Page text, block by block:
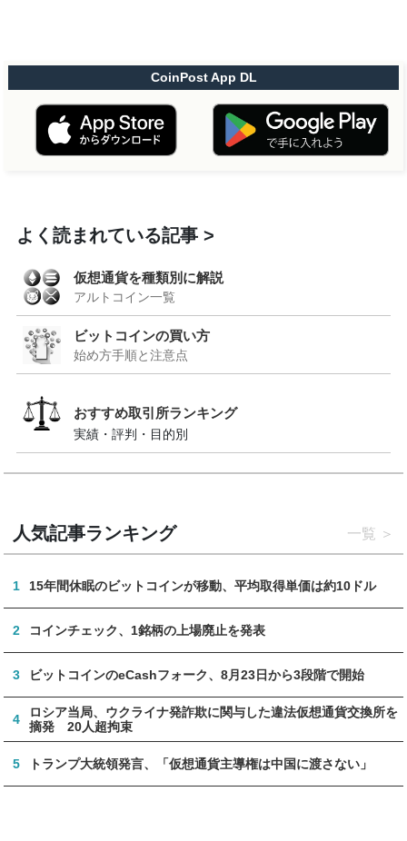
CoinPost App DL
よく読まれている記事
仮想通貨を種類別に解説
アルトコイン一覧
ビットコインの買い方
始め方手順と注意点
おすすめ取引所ランキング
実績・評判・目的別
人気記事ランキング 一覧
1 15年間休眠のビットコインが移動、平均取得単価は約10ドル
2 コインチェック、1銘柄の上場廃止を発表
3 ビットコインのeCashフォーク、8月23日から3段階で開始
4
ロシア当局、ウクライナ発詐欺に関与した違法仮想通貨交換所を
摘発 20人超拘束
5 トランプ大統領発言、「仮想通貨主導権は中国に渡さない」